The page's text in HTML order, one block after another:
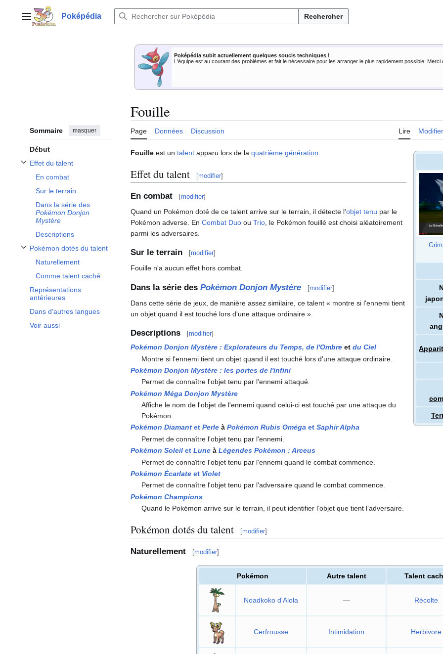
contenuMenu principalPoképédia Rechercher
Poképédia subit actuellement quelques soucis techniques !
L'équipe est au courant des problèmes et fait le nécessaire pour les arranger le plus rapidement possible. Merci
Sommaire masquer
Début
Effet du talent
Afficher / masquer la sous-section Effet du talent
En combat
Sur le terrain
Dans la série des
Pokémon Donjon
Mystère
Descriptions
Pokémon dotés du talent
Afficher / masquer la sous-section Pokémon dotés du talent
Naturellement
Comme talent caché
Représentations
antérieures
Dans d'autres langues
Voir aussi
Fouille
Page Données Discussion Lire Modifier
Fouille est un talent apparu lors de la quatrième génération
Effet du talent [modifier]
En combat [modifier]
Quand un Pokémon doté de ce talent arrive sur le terrain, il détecte l'objet tenu par le
Pokémon adverse. En Combat Duo ou Trio , le Pokémon fouillé est choisi aléatoirement
parmi les adversaires.
Sur le terrain [modifier]
Fouille n'a aucun effet hors combat.
Dans la série des Pokémon Donjon Mystère [modifier]
Dans cette série de jeux, de manière assez similaire, ce talent « montre si l'ennemi tient
un objet quand il est touché lors d'une attaque ordinaire ».
Descriptions [modifier]
Pokémon Donjon Mystère : Explorateurs du Temps, de l'Ombre et du Ciel
Montre si l'ennemi tient un objet quand il est touché lors d'une attaque ordinaire.
Pokémon Donjon Mystère : les portes de l'infini
Permet de connaître l'objet tenu par l'ennemi attaqué.
Pokémon Méga Donjon Mystère
Affiche le nom de l'objet de l'ennemi quand celui-ci est touché par une attaque du
Pokémon.
Pokémon Diamant et Perle à Pokémon Rubis Oméga et Saphir Alpha
Permet de connaître l'objet tenu par l'ennemi.
Pokémon Soleil et Lune à Légendes Pokémon : Arceus
Permet de connaître l'objet tenu par l'ennemi quand le combat commence.
Pokémon Écarlate et Violet
Permet de connaître l'objet tenu par l'adversaire quand le combat commence.
Pokémon Champions
Quand le Pokémon arrive sur le terrain, il peut identifier l’objet que tient l’adversaire.
Pokémon dotés du talent [modifier]
Naturellement [modifier]
Pokémon Autre talent Talent
Noadkoko d'Alola — Récolte
Cerfrousse Intimidation Herbivore